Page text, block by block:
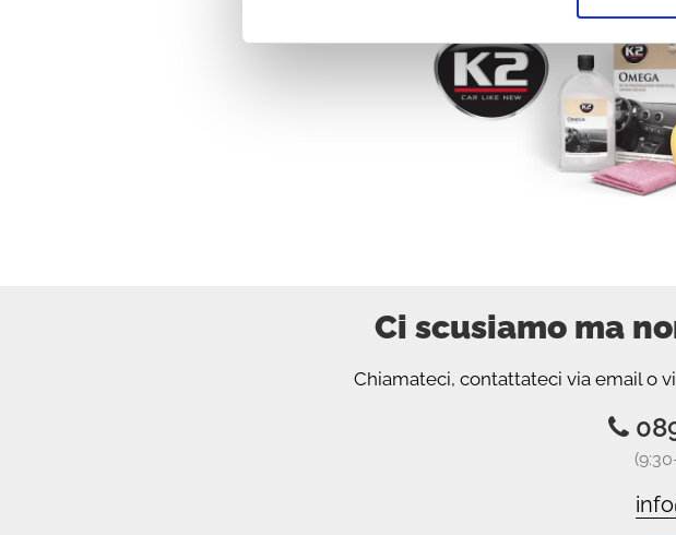
Ci scusiamo ma
Chiamateci, contattateci via email o